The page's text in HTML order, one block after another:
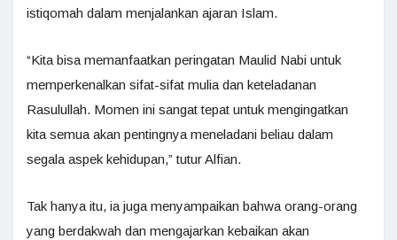
istiqomah dalam menjalankan ajaran Islam.
“Kita bisa memanfaatkan peringatan Maulid Nabi untuk
memperkenalkan sifat-sifat mulia dan keteladanan
Rasulullah. Momen ini sangat tepat untuk mengingatkan
kita semua akan pentingnya meneladani beliau dalam
segala aspek kehidupan,” tutur Alfian.
Tak hanya itu, ia juga menyampaikan bahwa orang-orang
yang berdakwah dan mengajarkan kebaikan akan